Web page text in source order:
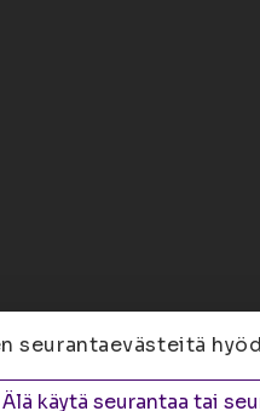
Yliopistonranta
seurantaevästeitä
Älä käytä seurantaa tai